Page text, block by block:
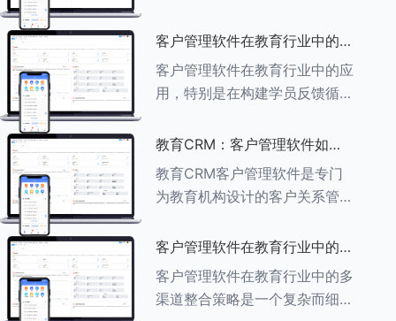
作效率及促进业务增长等多个方
面。以下是对客户管理软件在教
育机构中应用的具体探索：
###一、
客户管理软件在教育行业中的学
员反馈循环机制
客户管理软件在教育行业中的应
用，特别是在构建学员反馈循环
用。以下是对客户管理软件在教
育行业中学员反馈循环机制的详
细分析： ###一、学员反馈循
环机制
教育CRM：客户管理软件如何
助力教育机构实现可持续发展
教育CRM客户管理软件是专门
为教育机构设计的客户关系管理
家长、教师及其他相关方的互
动，对教育机构实现可持续发展
具有重要意义。以下是教育
CRM如何助力教育
客户管理软件在教育行业中的多
渠道整合策略
客户管理软件在教育行业中的多
渠道整合策略是一个复杂而细致